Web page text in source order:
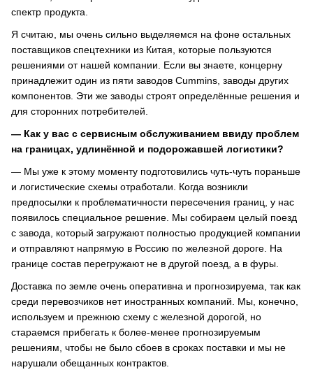
спектр продукта.
Я считаю, мы очень сильно выделяемся на фоне остальных
поставщиков спецтехники из Китая, которые пользуются
решениями от нашей компании. Если вы знаете, концерну
принадлежит один из пяти заводов Cummins, заводы других
компонентов. Эти же заводы строят определённые решения и
для сторонних потребителей.
— Как у вас с сервисным обслуживанием ввиду проблем
на границах, удлинённой и подорожавшей логистики?
— Мы уже к этому моменту подготовились чуть-чуть пораньше
и логистические схемы отработали. Когда возникли
предпосылки к проблематичности пересечения границ, у нас
появилось специальное решение. Мы собираем целый поезд
с завода, который загружают полностью продукцией компании
и отправляют напрямую в Россию по железной дороге. На
границе состав перегружают не в другой поезд, а в фуры.
Доставка по земле очень оперативна и прогнозируема, так как
среди перевозчиков нет иностранных компаний. Мы, конечно,
используем и прежнюю схему с железной дорогой, но
стараемся прибегать к более-менее прогнозируемым
решениям, чтобы не было сбоев в сроках поставки и мы не
нарушали обещанных контрактов.